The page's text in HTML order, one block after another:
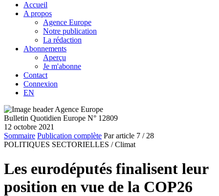
Accueil
A propos
Agence Europe
Notre publication
La rédaction
Abonnements
Aperçu
Je m'abonne
Contact
Connexion
EN
Bulletin Quotidien Europe N° 12809
12 octobre 2021
Sommaire Publication complète Par article 7 / 28
POLITIQUES SECTORIELLES / Climat
Les eurodéputés finalisent leur
position en vue de la COP26